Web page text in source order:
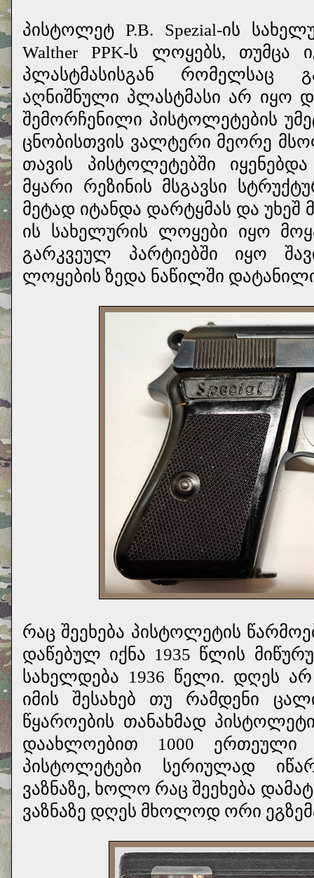
პისტოლეტ P.B. Spezial-ის
Walther PPK-ს ლოყებს, თუმცა
პლასტმასისგან რომელსაც
აღნიშნული პლასტმასი არ იყო
შემორჩენილი პისტოლეტების
ცნობისთვის ვალტერი მეორე
თავის პისტოლეტებში
მყარი რეზინის მსგავსი
მეტად იტანდა დარტყმას და უხეშ
ის სახელურის ლოყები იყო
გარკვეულ პარტიებში იყო
ლოყების ზედა ნაწილში დატანილი
რაც შეეხება პისტოლეტის
დაწებულ იქნა 1935 წლის
სახელდება 1936 წელი. დღეს
იმის შესახებ თუ რამდენი
წყაროების თანახმად
დაახლოებით 1000 ერთეული
პისტოლეტები სერიულად
ვაზნაზე, ხოლო რაც შეეხება
ვაზნაზე დღეს მხოლოდ ორი